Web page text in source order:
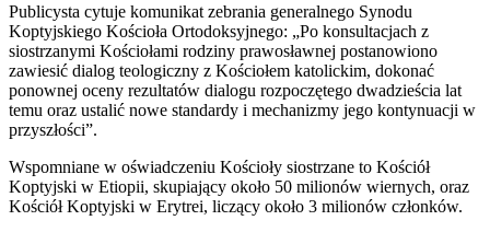
Publicysta cytuje komunikat zebrania generalnego Synodu
Koptyjskiego Kościoła Ortodoksyjnego: „Po konsultacjach z
siostrzanymi Kościołami rodziny prawosławnej postanowiono
zawiesić dialog teologiczny z Kościołem katolickim, dokonać
ponownej oceny rezultatów dialogu rozpoczętego dwadzieścia lat
temu oraz ustalić nowe standardy i mechanizmy jego kontynuacji w
przyszłości”.
Wspomniane w oświadczeniu Kościoły siostrzane to Kościół
Koptyjski w Etiopii, skupiający około 50 milionów wiernych, oraz
Kościół Koptyjski w Erytrei, liczący około 3 milionów członków.